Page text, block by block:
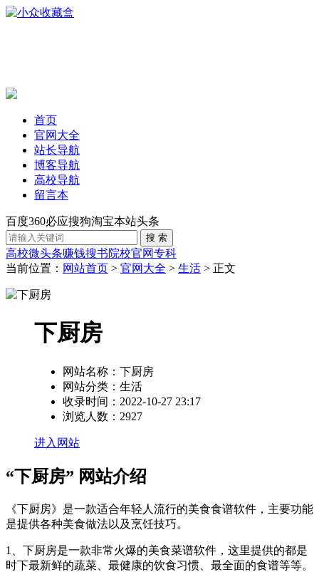
首页
官网大全
站长导航
博客导航
高校导航
留言本
百度360必应搜狗淘宝本站头条
高校微头条赚钱搜书院校官网专科
当前位置： 网站首页 > 官网大全 > 生活 > 正文
下厨房
网站名称： 下厨房
网站分类： 生活
收录时间： 2022-10-27 23:17
浏览人数： 2927
进入网站
“下厨房” 网站介绍
《下厨房》是一款适合年轻人流行的美食食谱软件，主要功能
是提供各种美食做法以及烹饪技巧。
1、下厨房是一款非常火爆的美食菜谱软件，这里提供的都是
时下最新鲜的蔬菜、最健康的饮食习惯、最全面的食谱等等。